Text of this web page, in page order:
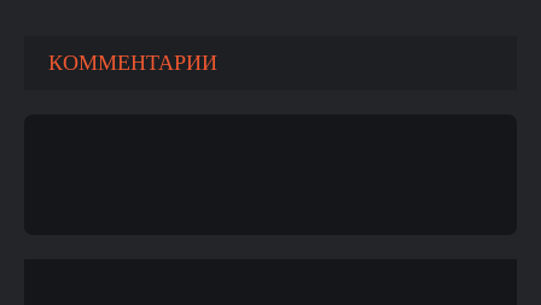
КОММЕНТАРИИ